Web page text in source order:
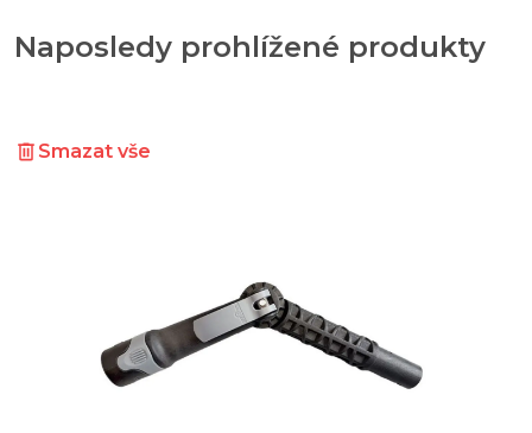
Naposledy prohlížené produkty
Smazat vše